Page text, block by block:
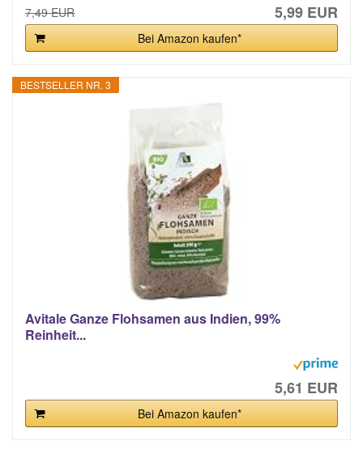
7,49 EUR 5,99 EUR
Bei Amazon kaufen*
BESTSELLER NR. 3
Avitale Ganze Flohsamen aus Indien, 99%
Reinheit...
5,61 EUR
Bei Amazon kaufen*